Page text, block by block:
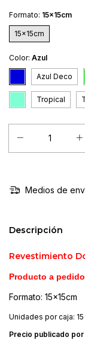
Formato: 15x15cm
15x15cm
Color: Azul
Azul Deco
Tropical
Medios de
Descripción
Revestimiento
Producto a
Formato: 15x15cm
Unidades por caja:
Precio publicado